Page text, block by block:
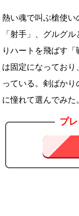
熱い魂で叫ぶ槍使い
「射手」、グルグ
りハートを飛ばす
は固定になってお
っている。剣ばか
に憧れて選んでみた
プ